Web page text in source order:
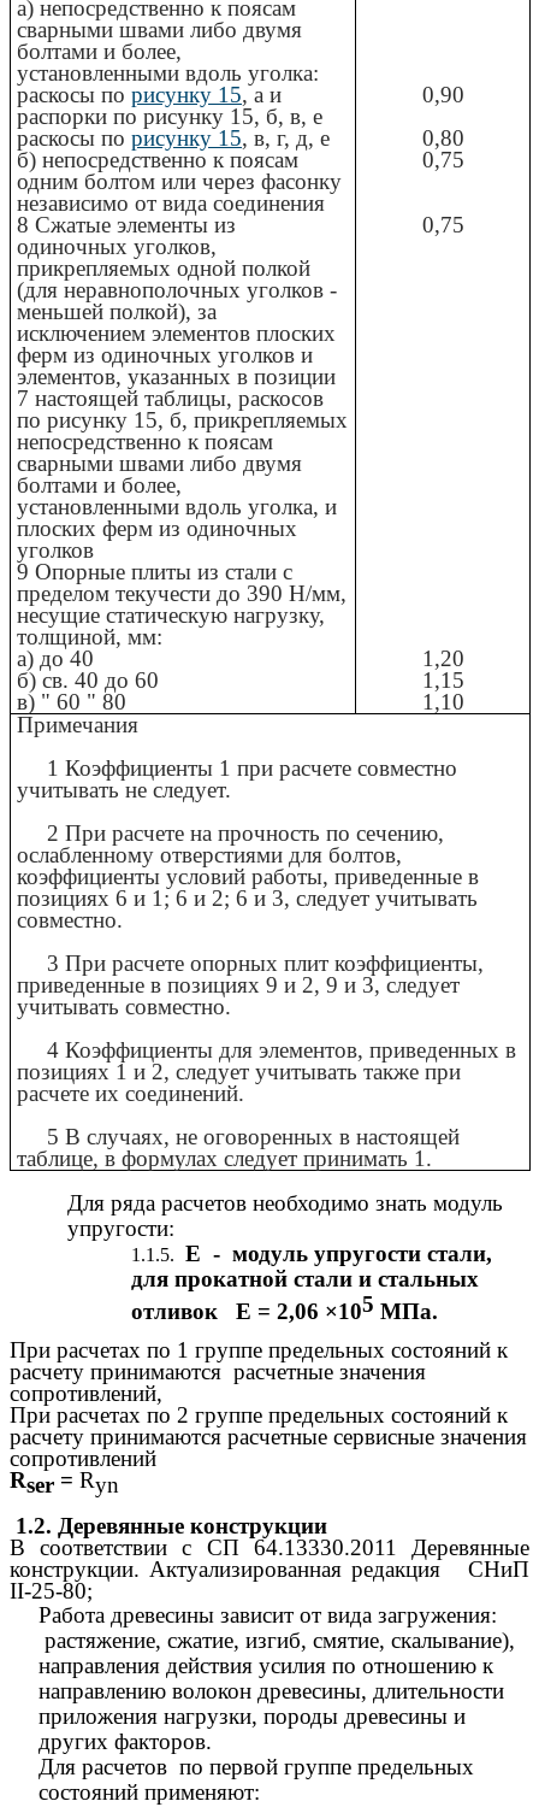
а) непосредственно к поясам
сварными швами либо двумя
болтами и более,
установленными вдоль уголка:
раскосы по рисунку 15, а и
распорки по рисунку 15, б, в, е
0,90
раскосы по рисунку 15, в, г, д, е
0,80
б) непосредственно к поясам
одним болтом или через фасонку
независимо от вида соединения
0,75
8 Сжатые элементы из
одиночных уголков,
прикрепляемых одной полкой
(для неравнополочных уголков -
меньшей полкой), за
исключением элементов плоских
ферм из одиночных уголков и
элементов, указанных в позиции
7 настоящей таблицы, раскосов
по рисунку 15, б, прикрепляемых
непосредственно к поясам
сварными швами либо двумя
болтами и более,
установленными вдоль уголка, и
плоских ферм из одиночных
уголков
0,75
9 Опорные плиты из стали с
пределом текучести до 390 Н/мм,
несущие статическую нагрузку,
толщиной, мм:
а) до 40
1,20
б) св. 40 до 60
1,15
в) " 60 " 80
1,10
Примечания
1 Коэффициенты 1 при расчете совместно
учитывать не следует.
2 При расчете на прочность по сечению,
ослабленному отверстиями для болтов,
коэффициенты условий работы, приведенные в
позициях 6 и 1; 6 и 2; 6 и 3, следует учитывать
совместно.
3 При расчете опорных плит коэффициенты,
приведенные в позициях 9 и 2, 9 и 3, следует
учитывать совместно.
4 Коэффициенты для элементов, приведенных в
позициях 1 и 2, следует учитывать также при
расчете их соединений.
5 В случаях, не оговоренных в настоящей
таблице, в формулах следует принимать 1.
Для ряда расчетов необходимо знать модуль
упругости:
Е - модуль упругости стали,
для прокатной стали и стальных
отливок
Е = 2,06 ×105 МПа.
При расчетах по 1 группе предельных состояний к
расчету принимаются расчетные значения
сопротивлений,
При расчетах по 2 группе предельных состояний к
расчету принимаются расчетные сервисные значения
сопротивлений
Rser = Rуn
1.2. Деревянные конструкции
В соответствии с СП 64.13330.2011 Деревянные
конструкции. Актуализированная редакция СНиП
II-25-80;
Работа древесины зависит от вида загружения:
растяжение, сжатие, изгиб, смятие, скалывание),
направления действия усилия по отношению к
направлению волокон древесины, длительности
приложения нагрузки, породы древесины и
других факторов.
Для расчетов по первой группе предельных
состояний применяют: